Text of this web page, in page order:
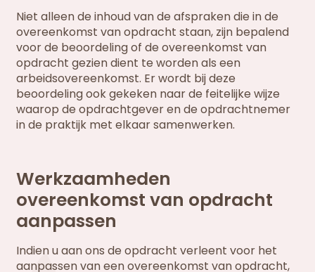
Niet alleen de inhoud van de afspraken die in de
overeenkomst van opdracht staan, zijn bepalend
voor de beoordeling of de overeenkomst van
opdracht gezien dient te worden als een
arbeidsovereenkomst. Er wordt bij deze
beoordeling ook gekeken naar de feitelijke wijze
waarop de opdrachtgever en de opdrachtnemer
in de praktijk met elkaar samenwerken.
Werkzaamheden
overeenkomst van opdracht
aanpassen
Indien u aan ons de opdracht verleent voor het
aanpassen van een overeenkomst van opdracht,